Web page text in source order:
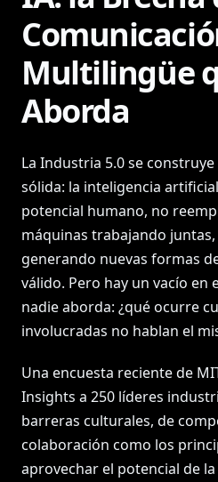
Multilingüe
Aborda
La Industria 5.0 se
sólida: la inteligencia
potencial humano, no
máquinas trabajando
generando nuevas formas
válido. Pero hay un vacío en
nadie aborda: ¿qué ocurre
involucradas no hablan el
Una encuesta reciente de
Insights a 250 líderes
barreras culturales, de
colaboración como los
aprovechar el potencial de